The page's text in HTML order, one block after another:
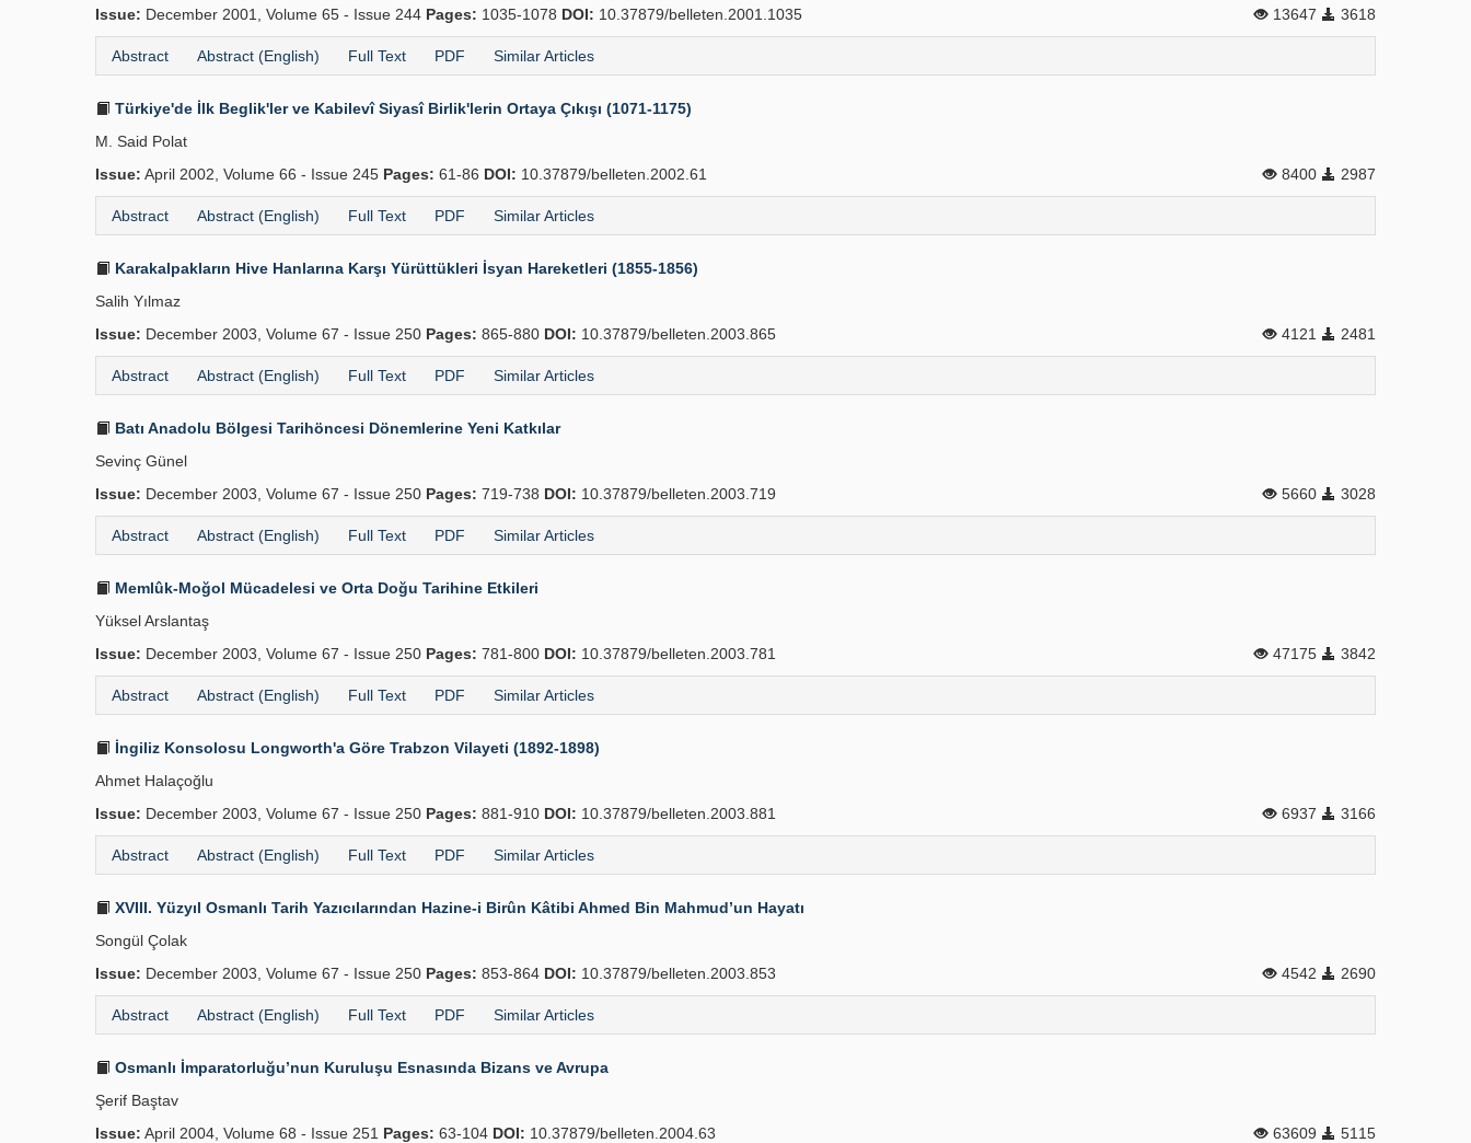
Issue: December 2001, Volume 65 - Issue 244 Pages: 1035-1078 DOI: 10.37879/belleten.2001.1035 13647 3618
Abstract Abstract (English) Full Text PDF Similar Articles
Türkiye'de İlk Beglik'ler ve Kabilevî Siyasî Birlik'lerin Ortaya Çıkışı (1071-1175)
M. Said Polat
Issue: April 2002, Volume 66 - Issue 245 Pages: 61-86 DOI: 10.37879/belleten.2002.61 8400 2987
Abstract Abstract (English) Full Text PDF Similar Articles
Karakalpakların Hive Hanlarına Karşı Yürüttükleri İsyan Hareketleri (1855-1856)
Salih Yılmaz
Issue: December 2003, Volume 67 - Issue 250 Pages: 865-880 DOI: 10.37879/belleten.2003.865 4121 2481
Abstract Abstract (English) Full Text PDF Similar Articles
Batı Anadolu Bölgesi Tarihöncesi Dönemlerine Yeni Katkılar
Sevinç Günel
Issue: December 2003, Volume 67 - Issue 250 Pages: 719-738 DOI: 10.37879/belleten.2003.719 5660 3028
Abstract Abstract (English) Full Text PDF Similar Articles
Memlûk-Moğol Mücadelesi ve Orta Doğu Tarihine Etkileri
Yüksel Arslantaş
Issue: December 2003, Volume 67 - Issue 250 Pages: 781-800 DOI: 10.37879/belleten.2003.781 47175 3842
Abstract Abstract (English) Full Text PDF Similar Articles
İngiliz Konsolosu Longworth'a Göre Trabzon Vilayeti (1892-1898)
Ahmet Halaçoğlu
Issue: December 2003, Volume 67 - Issue 250 Pages: 881-910 DOI: 10.37879/belleten.2003.881 6937 3166
Abstract Abstract (English) Full Text PDF Similar Articles
XVIII. Yüzyıl Osmanlı Tarih Yazıcılarından Hazine-i Birûn Kâtibi Ahmed Bin Mahmud’un Hayatı
Songül Çolak
Issue: December 2003, Volume 67 - Issue 250 Pages: 853-864 DOI: 10.37879/belleten.2003.853 4542 2690
Abstract Abstract (English) Full Text PDF Similar Articles
Osmanlı İmparatorluğu’nun Kuruluşu Esnasında Bizans ve Avrupa
Şerif Baştav
Issue: April 2004, Volume 68 - Issue 251 Pages: 63-104 DOI: 10.37879/belleten.2004.63 63609 5115